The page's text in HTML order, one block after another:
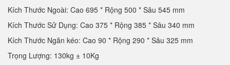
Kích Thước Ngoài: Cao 695 * Rộng 500 * Sâu 545 mm
Kích Thước Sử Dụng: Cao 375 * Rộng 385 * Sâu 340 mm
Kích Thước Ngăn kéo: Cao 90 * Rộng 290 * Sâu 325 mm
Trọng Lượng: 130kg ± 10Kg